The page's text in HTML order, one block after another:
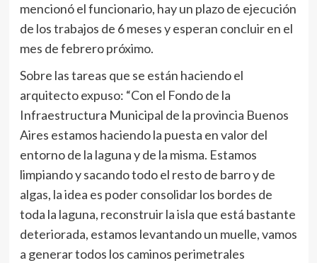
mencionó el funcionario, hay un plazo de ejecución
de los trabajos de 6 meses y esperan concluir en el
mes de febrero próximo.
Sobre las tareas que se están haciendo el
arquitecto expuso: “Con el Fondo de la
Infraestructura Municipal de la provincia Buenos
Aires estamos haciendo la puesta en valor del
entorno de la laguna y de la misma. Estamos
limpiando y sacando todo el resto de barro y de
algas, la idea es poder consolidar los bordes de
toda la laguna, reconstruir la isla que está bastante
deteriorada, estamos levantando un muelle, vamos
a generar todos los caminos perimetrales